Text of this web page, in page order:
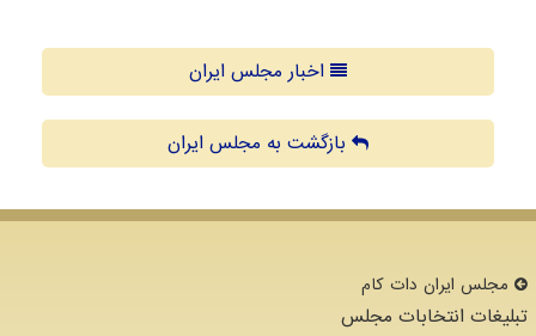
اخبار مجلس ایران
بازگشت به مجلس ایران
مجلس ایران دات كام
تبلیغات انتخابات مجلس